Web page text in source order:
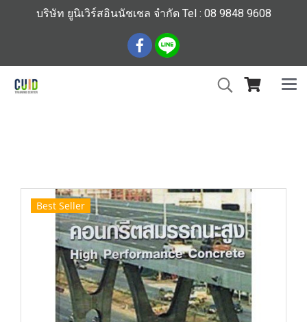
บริษัท ยูนิเวิร์สอินนัชเชล จำกัด Tel : 08 9848 9608
Best Seller